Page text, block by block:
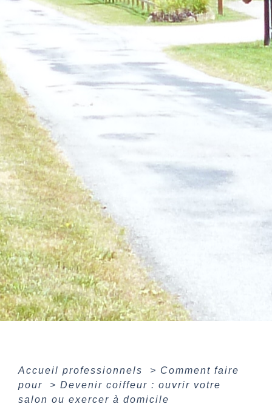
Accueil professionnels > Comment faire
pour
> Devenir coiffeur : ouvrir votre
salon ou exercer à domicile